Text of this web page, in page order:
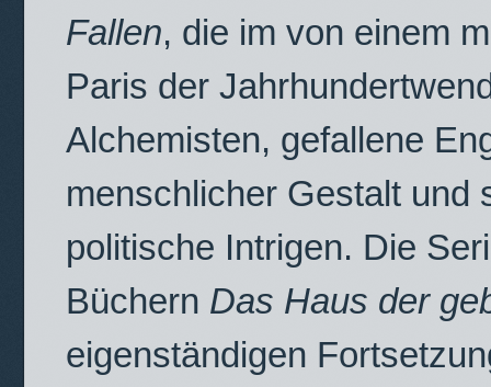
Fallen, die im von einem
Paris der
Alchemisten, gefallene
menschlicher Gestalt und
politische Intrigen. Die
Büchern Das Haus der
eigenständigen